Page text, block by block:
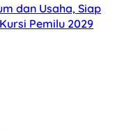
dan Usaha, Siap
Pemilu 2029